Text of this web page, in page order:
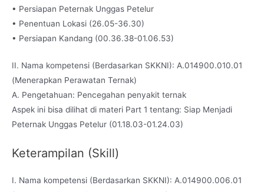
• Persiapan Peternak Unggas Petelur
• Penentuan Lokasi (26.05-36.30)
• Persiapan Kandang (00.36.38-01.06.53)
II. Nama kompetensi (Berdasarkan SKKNI): A.014900.010.01
(Menerapkan Perawatan Ternak)
A. Pengetahuan: Pencegahan penyakit ternak
Aspek ini bisa dilihat di materi Part 1 tentang: Siap Menjadi
Peternak Unggas Petelur (01.18.03-01.24.03)
Keterampilan (Skill)
I. Nama kompetensi (Berdasarkan SKKNI): A.014900.006.01